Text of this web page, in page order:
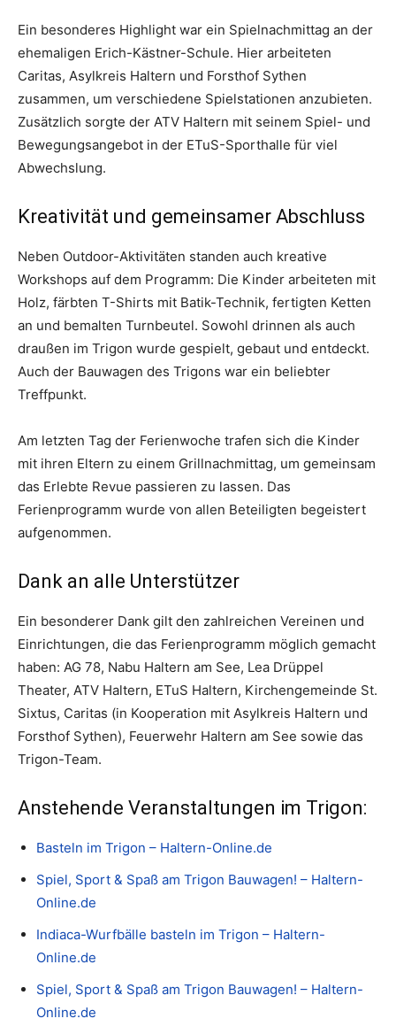
Ein besonderes Highlight war ein Spielnachmittag an der
ehemaligen Erich-Kästner-Schule. Hier arbeiteten
Caritas, Asylkreis Haltern und Forsthof Sythen
zusammen, um verschiedene Spielstationen anzubieten.
Zusätzlich sorgte der ATV Haltern mit seinem Spiel- und
Bewegungsangebot in der ETuS-Sporthalle für viel
Abwechslung.
Kreativität und gemeinsamer Abschluss
Neben Outdoor-Aktivitäten standen auch kreative
Workshops auf dem Programm: Die Kinder arbeiteten mit
Holz, färbten T-Shirts mit Batik-Technik, fertigten Ketten
an und bemalten Turnbeutel. Sowohl drinnen als auch
draußen im Trigon wurde gespielt, gebaut und entdeckt.
Auch der Bauwagen des Trigons war ein beliebter
Treffpunkt.
Am letzten Tag der Ferienwoche trafen sich die Kinder
mit ihren Eltern zu einem Grillnachmittag, um gemeinsam
das Erlebte Revue passieren zu lassen. Das
Ferienprogramm wurde von allen Beteiligten begeistert
aufgenommen.
Dank an alle Unterstützer
Ein besonderer Dank gilt den zahlreichen Vereinen und
Einrichtungen, die das Ferienprogramm möglich gemacht
haben: AG 78, Nabu Haltern am See, Lea Drüppel
Theater, ATV Haltern, ETuS Haltern, Kirchengemeinde St.
Sixtus, Caritas (in Kooperation mit Asylkreis Haltern und
Forsthof Sythen), Feuerwehr Haltern am See sowie das
Trigon-Team.
Anstehende Veranstaltungen im Trigon:
Basteln im Trigon – Haltern-Online.de
Spiel, Sport & Spaß am Trigon Bauwagen! – Haltern-
Online.de
Indiaca-Wurfbälle basteln im Trigon – Haltern-
Online.de
Spiel, Sport & Spaß am Trigon Bauwagen! – Haltern-
Online.de